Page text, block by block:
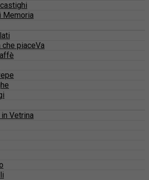
Memoria
che piaceVa
Vetrina